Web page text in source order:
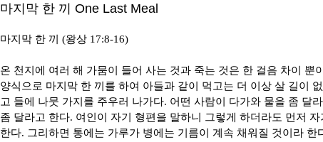
마지막 한 끼 One Last Meal
마지막 한 끼 (왕상 17:8-16)
온 천지에 여러 해 가뭄이 들어 사는 것과 죽는 것은 한 걸음 차이 뿐
양식으로 마지막 한 끼를 하여 아들과 같이 먹고는 더 이상 살 길이
고 들에 나뭇 가지를 주우러 나가다. 어떤 사람이 다가와 물을 좀 달
좀 달라고 한다. 여인이 자기 형편을 말하니 그렇게 하더라도 먼저
한다. 그리하면 통에는 가루가 병에는 기름이 계속 채워질 것이라 한